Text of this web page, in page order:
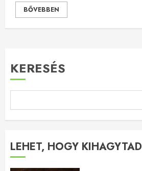
BŐVEBBEN
KERESÉS
LEHET, HOGY KIHAGYTAD